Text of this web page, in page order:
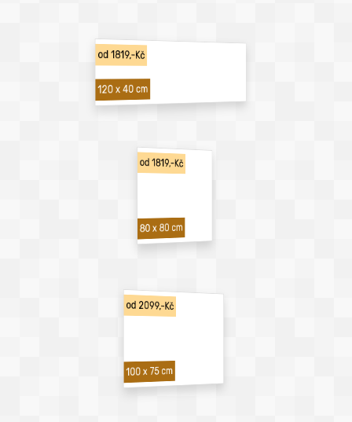
od 1819,-Kč
120 x 40 cm
od 1819,-Kč
80 x 80 cm
od 2099,-Kč
100 x 75 cm